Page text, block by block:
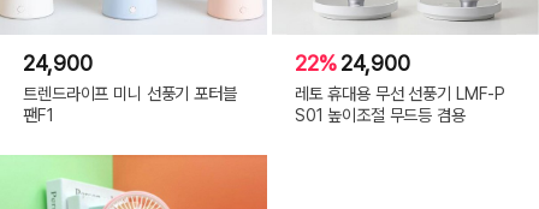
24,900
트렌드라이프 미니 선풍기 포터블
팬F1
22%24,900
레토 휴대용 무선 선풍기 LMF-P
S01 높이조절 무드등 겸용